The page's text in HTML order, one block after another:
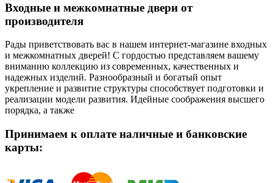
Входные и межкомнатные двери от
производителя
Рады приветствовать вас в нашем интернет-магазине входных
и межкомнатных дверей! С гордостью представляем вашему
вниманию коллекцию из современных, качественных и
надежных изделий. Разнообразный и богатый опыт
укрепление и развитие структуры способствует подготовки и
реализации модели развития. Идейные соображения высшего
порядка, а также
Принимаем к оплате наличные и банковские
карты: